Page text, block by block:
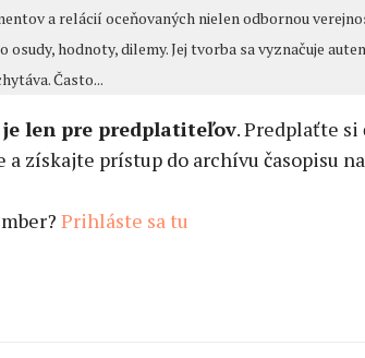
a relácií oceňovaných nielen odbornou
osudy, hodnoty, dilemy. Jej tvorba sa vyznačuje
Často...
je len pre predplatiteľov. Predplaťte
a získajte prístup do archívu časopisu
Prihláste sa tu